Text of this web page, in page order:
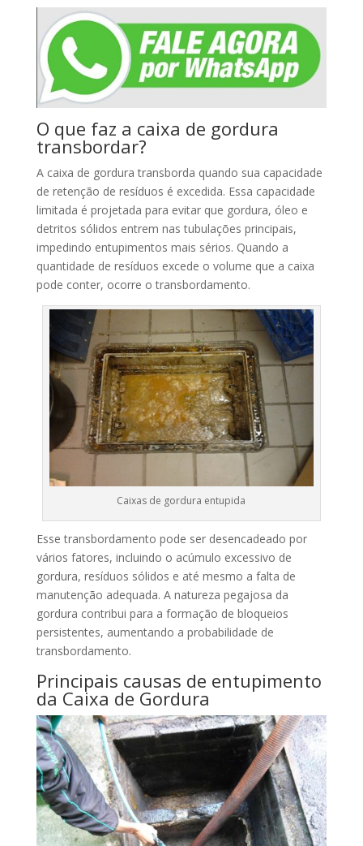
O que faz a caixa de gordura
transbordar?
A caixa de gordura transborda quando sua capacidade
de retenção de resíduos é excedida. Essa capacidade
limitada é projetada para evitar que gordura, óleo e
detritos sólidos entrem nas tubulações principais,
impedindo entupimentos mais sérios. Quando a
quantidade de resíduos excede o volume que a caixa
pode conter, ocorre o transbordamento.
Caixas de gordura entupida
Esse transbordamento pode ser desencadeado por
vários fatores, incluindo o acúmulo excessivo de
gordura, resíduos sólidos e até mesmo a falta de
manutenção adequada. A natureza pegajosa da
gordura contribui para a formação de bloqueios
persistentes, aumentando a probabilidade de
transbordamento.
Principais causas de entupimento
da Caixa de Gordura